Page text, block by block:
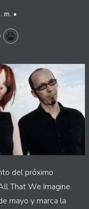
m. •
Print
del próximo
That We Imagine
mayo y marca la